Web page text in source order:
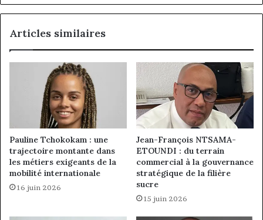
Articles similaires
Pauline Tchokokam : une
trajectoire montante dans
les métiers exigeants de la
mobilité internationale
16 juin 2026
Jean-François NTSAMA-
ETOUNDI : du terrain
commercial à la gouvernance
stratégique de la filière
sucre
15 juin 2026